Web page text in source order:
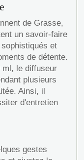
de Grasse,
un savoir-faire
et
de détente.
ml, le diffuseur
plusieurs
Ainsi, il
d'entretien
gestes